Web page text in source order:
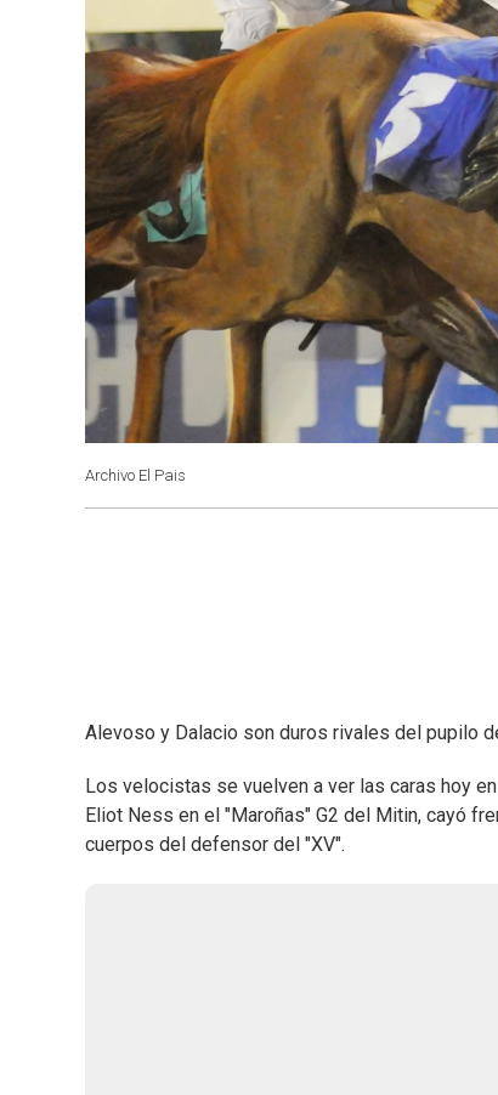
Archivo El Pais
Alevoso y Dalacio son duros rivales del pupilo
Los velocistas se vuelven a ver las caras hoy
Eliot Ness en el "Maroñas" G2 del Mitin, cayó
cuerpos del defensor del "XV".